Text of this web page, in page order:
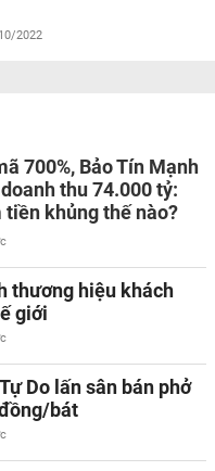
2022
700%, Bảo Tín Mạnh
thu 74.000 tỷ:
khủng thế nào?
thương hiệu khách
giới
Do lấn sân bán phở
bát